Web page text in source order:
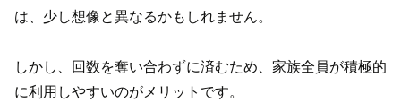
は、少し想像と異なるかもしれません。
しかし、回数を奪い合わずに済むため、家族全員が積極的
に利用しやすいのがメリットです。